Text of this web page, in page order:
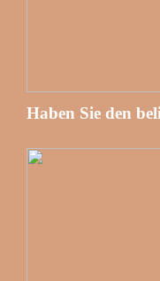
Haben Sie den